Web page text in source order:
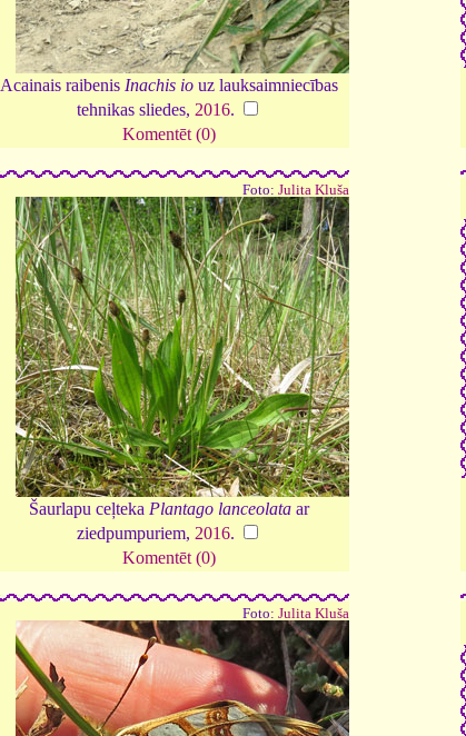
Acainais raibenis Inachis iouz lauksaimniecības
tehnikas sliedes, 2016.
Komentēt (0)
Foto: Julita Kluša
Šaurlapu ceļteka Plantago lanceolataar
ziedpumpuriem, 2016.
Komentēt (0)
Foto: Julita Kluša